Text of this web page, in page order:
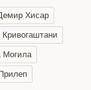
Хисар